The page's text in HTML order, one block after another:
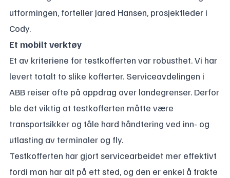
utformingen, forteller Jared Hansen, prosjektleder i
Cody.
Et mobilt verktøy
Et av kriteriene for testkofferten var robusthet. Vi har
levert totalt to slike kofferter. Serviceavdelingen i
ABB reiser ofte på oppdrag over landegrenser. Derfor
ble det viktig at testkofferten måtte være
transportsikker og tåle hard håndtering ved inn- og
utlasting av terminaler og fly.
Testkofferten har gjort servicearbeidet mer effektivt
fordi man har alt på ett sted, og den er enkel å frakte